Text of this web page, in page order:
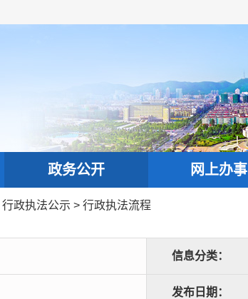
政务公开 网上办事
行政执法公示 > 行政执法流程
信息分类：
发布日期：